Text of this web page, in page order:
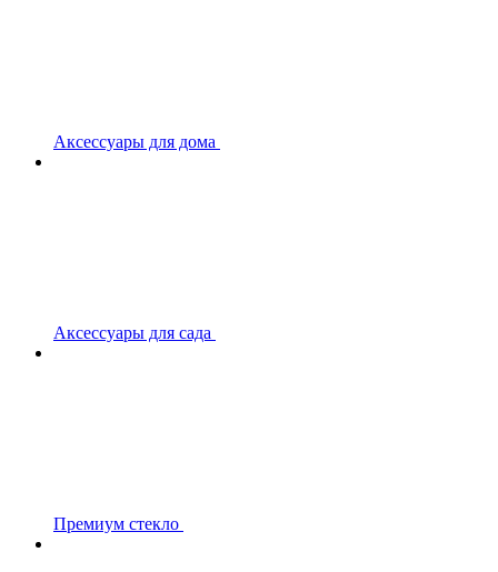
Аксессуары для дома
Аксессуары для сада
Премиум стекло